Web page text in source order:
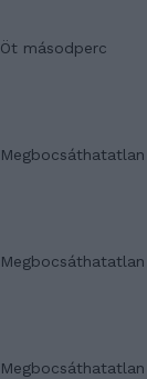
Öt másodperc